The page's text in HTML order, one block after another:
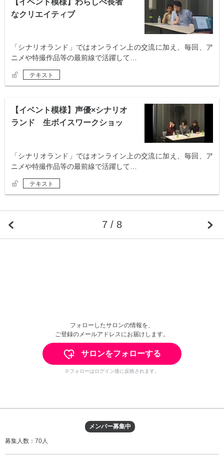
【イベント模様】わらしべ長者
なクリエイティブ
「シナリオランド」ではオンライン上の交流に加え、毎回、ア
ニメや特撮作品等の最前線で活躍して…
テキスト
【イベント模様】声優×シナリオ
ランド 生ボイスワークショッ
「シナリオランド」ではオンライン上の交流に加え、毎回、ア
ニメや特撮作品等の最前線で活躍して…
テキスト
7 / 8
フォローしたサロンの情報を、
ご登録のメールアドレスにお届けします。
サロンをフォローする
※フォローはログイン後に反映されます。
メンバー募集中
募集人数：70人